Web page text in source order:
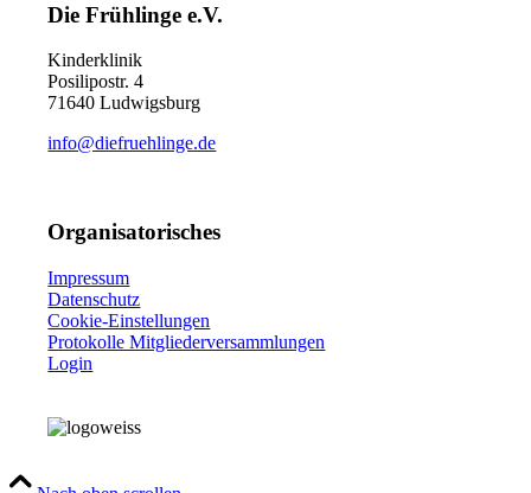
Die Frühlinge e.V.
Kinderklinik
Posilipostr. 4
71640 Ludwigsburg
info@diefruehlinge.de
Organisatorisches
Impressum
Datenschutz
Cookie-Einstellungen
Protokolle Mitgliederversammlungen
Login